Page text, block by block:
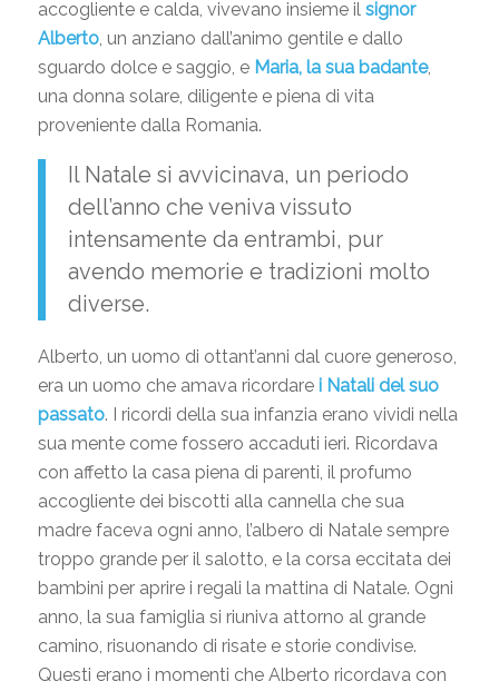
accogliente e calda, vivevano insieme il signor
Alberto, un anziano dall’animo gentile e dallo
sguardo dolce e saggio, e Maria, la sua badante,
una donna solare, diligente e piena di vita
proveniente dalla Romania.
Il Natale si avvicinava, un periodo
dell’anno che veniva vissuto
intensamente da entrambi, pur
avendo memorie e tradizioni molto
diverse.
Alberto, un uomo di ottant’anni dal cuore generoso,
era un uomo che amava ricordare i Natali del suo
passato. I ricordi della sua infanzia erano vividi nella
sua mente come fossero accaduti ieri. Ricordava
con affetto la casa piena di parenti, il profumo
accogliente dei biscotti alla cannella che sua
madre faceva ogni anno, l’albero di Natale sempre
troppo grande per il salotto, e la corsa eccitata dei
bambini per aprire i regali la mattina di Natale. Ogni
anno, la sua famiglia si riuniva attorno al grande
camino, risuonando di risate e storie condivise.
Questi erano i momenti che Alberto ricordava con